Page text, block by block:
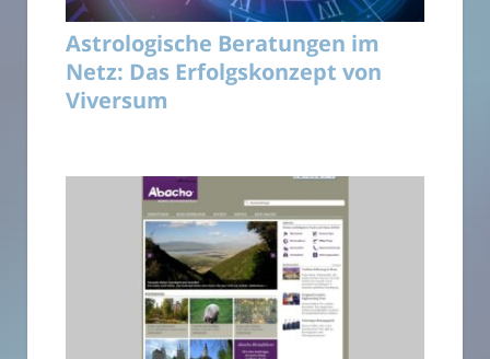
Astrologische Beratungen im
Netz: Das Erfolgskonzept von
Viversum